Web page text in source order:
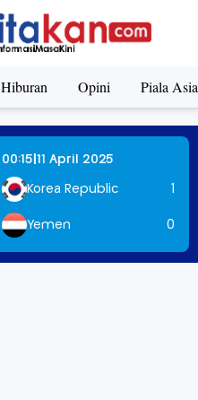
Hiburan Opini Piala Asia
00:15 |11 April 2025
Korea Republic
Yemen 0